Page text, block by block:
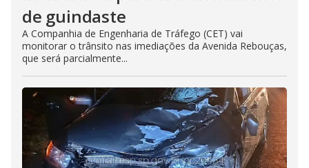
de guindaste
A Companhia de Engenharia de Tráfego (CET) vai
monitorar o trânsito nas imediações da Avenida Rebouças,
que será parcialmente...